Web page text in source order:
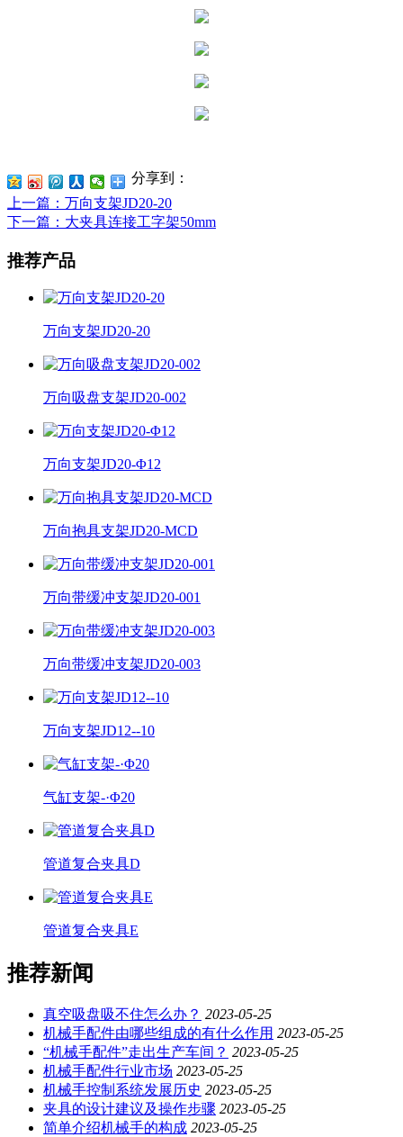
分享到：
上一篇 ：万向支架JD20-20
下一篇 ：大夹具连接工字架50mm
推荐产品
万向支架JD20-20
万向吸盘支架JD20-002
万向支架JD20-Φ12
万向抱具支架JD20-MCD
万向带缓冲支架JD20-001
万向带缓冲支架JD20-003
万向支架JD12--10
气缸支架-·Φ20
管道复合夹具D
管道复合夹具E
推荐新闻
真空吸盘吸不住怎么办？ 2023-05-25
机械手配件由哪些组成的有什么作用 2023-05-25
“机械手配件”走出生产车间？ 2023-05-25
机械手配件行业市场 2023-05-25
机械手控制系统发展历史 2023-05-25
夹具的设计建议及操作步骤 2023-05-25
简单介绍机械手的构成 2023-05-25